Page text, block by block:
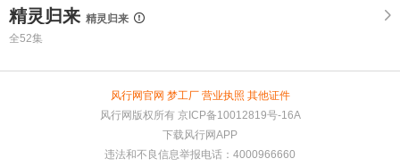
精灵归来 精灵归来
全52集
风行网官网 梦工厂 营业执照 其他证件
风行网版权所有 京ICP备10012819号-16A
下载风行网APP
违法和不良信息举报电话：4000966660